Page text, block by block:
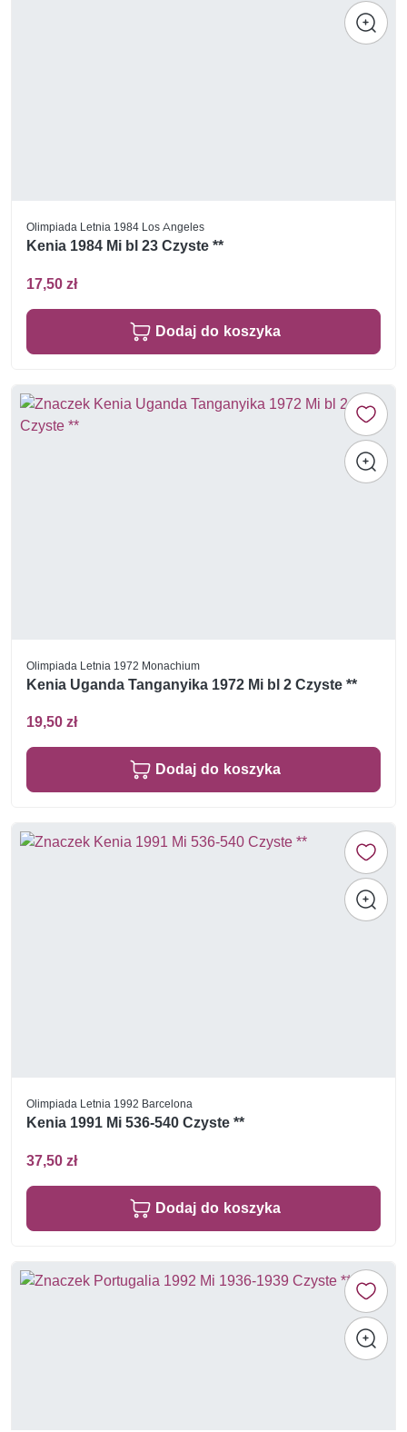
Olimpiada Letnia 1984 Los Angeles
Kenia 1984 Mi bl 23 Czyste **
17,50 zł
Dodaj do koszyka
Olimpiada Letnia 1972 Monachium
Kenia Uganda Tanganyika 1972 Mi bl 2 Czyste **
19,50 zł
Dodaj do koszyka
Olimpiada Letnia 1992 Barcelona
Kenia 1991 Mi 536-540 Czyste **
37,50 zł
Dodaj do koszyka